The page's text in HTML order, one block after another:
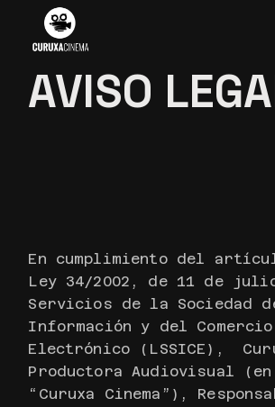
content
AVISO
En cumplimiento del
Ley 34/2002, de 11 de
Servicios de la Sociedad
Información y del Comercio
Electrónico (LSSICE),
Productora Audiovisual
“Curuxa Cinema”),